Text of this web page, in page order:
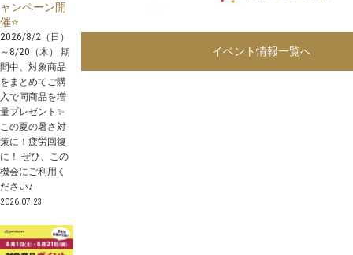
ャンペーン開
催⭐️
2026/8/2（日）
～8/20（木） 期
間中、対象商品
をまとめてご購
入で同商品を増
量プレゼント✨
この夏の暑さ対
策に！疲労回復
に！ ぜひ、この
機会にご利用く
ださい♪
2026.07.23
イベント情報一覧へ